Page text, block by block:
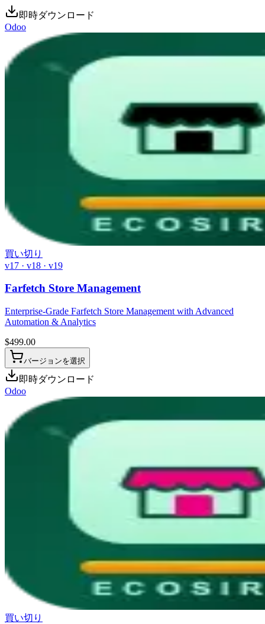
即時ダウンロード
Odoo
買い切り
v17 · v18 · v19
Farfetch Store Management
Enterprise-Grade Farfetch Store Management with Advanced
Automation & Analytics
$499.00
バージョンを選択
即時ダウンロード
Odoo
買い切り